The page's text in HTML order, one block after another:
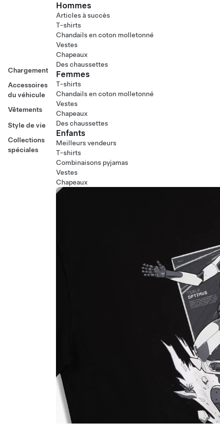
Chargement
Accessoires
du véhicule
Vêtements
Style de vie
Collections
spéciales
Hommes
Articles à succès
T-shirts
Chandails en coton molletonné
Vestes
Chapeaux
Des chaussettes
Femmes
T-shirts
Chandails en coton molletonné
Vestes
Chapeaux
Des chaussettes
Enfants
Meilleurs vendeurs
T-shirts
Combinaisons pyjamas
Vestes
Chapeaux